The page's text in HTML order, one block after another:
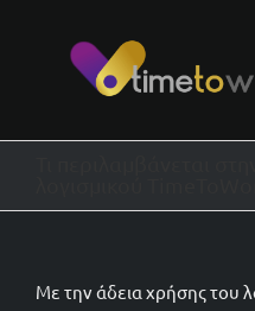
περιεχόμενο
Με την άδεια χρήσης του